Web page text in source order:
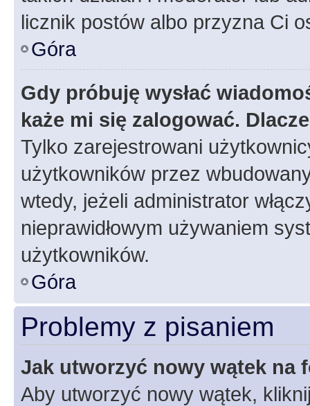
licznik postów albo przyzna Ci
Góra
Gdy próbuję wysłać
każe mi się zalogować.
Tylko zarejestrowani
użytkowników przez
wtedy, jeżeli administrator
nieprawidłowym używaniem
użytkowników.
Góra
Problemy z pisaniem
Jak utworzyć nowy wątek na
Aby utworzyć nowy wątek,